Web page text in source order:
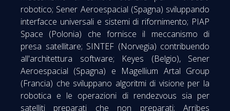
robotico; Sener Aeroespacial (Spagna) sviluppando
interfacce universali e sistemi di rifornimento; PIAP
Space (Polonia) che fornisce il meccanismo di
presa satellitare; SINTEF (Norvegia) contribuendo
all'architettura software; Keyes (Belgio), Sener
Aeroespacial (Spagna) e Magellium Artal Group
(Francia) che sviluppano algoritmi di visione per la
robotica e le operazioni di rendezvous sia per
satelliti preparati che non preparati; Arribes